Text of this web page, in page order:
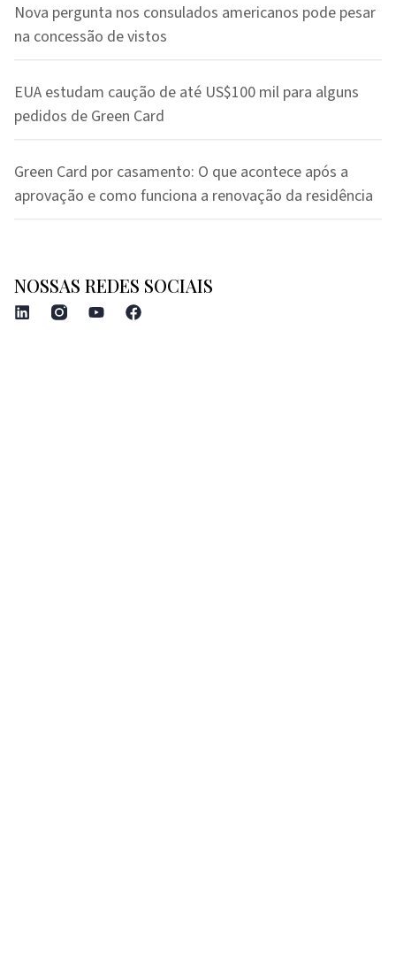
Nova pergunta nos consulados americanos pode pesar
na concessão de vistos
EUA estudam caução de até US$100 mil para alguns
pedidos de Green Card
Green Card por casamento: O que acontece após a
aprovação e como funciona a renovação da residência
NOSSAS REDES SOCIAIS